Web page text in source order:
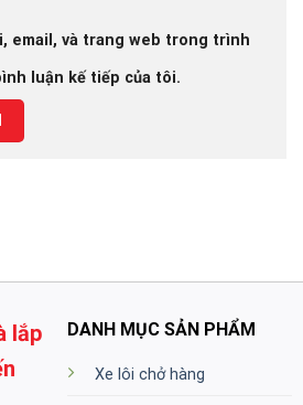
email, và trang web trong trình
luận kế tiếp của tôi.
lắp
DANH MỤC SẢN PHẨM
Xe lôi chở hàng